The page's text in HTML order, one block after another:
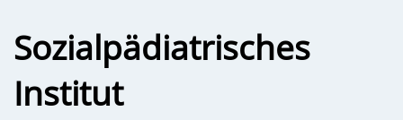
Sozialpädiatrisches
Institut